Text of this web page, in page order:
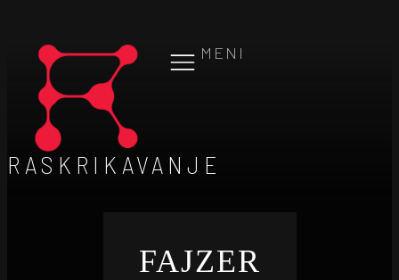
MENI
RASKRIKAVANJE
FAJZER